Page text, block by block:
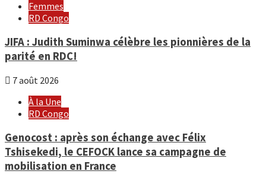
Femmes
RD Congo
JIFA : Judith Suminwa célèbre les pionnières de la
parité en RDC!
7 août 2026
À la Une
RD Congo
Genocost : après son échange avec Félix
Tshisekedi, le CEFOCK lance sa campagne de
mobilisation en France